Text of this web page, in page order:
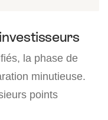
la phase de
minutieuse.
points